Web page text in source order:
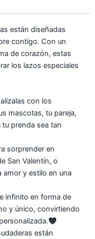
están diseñadas
contigo. Con un
de corazón, estas
los lazos especiales
con los
mascotas, tu pareja,
tu prenda sea tan
sorprender en
San Valentín, o
amor y estilo en una
infinito en forma de
y único, convirtiendo
están